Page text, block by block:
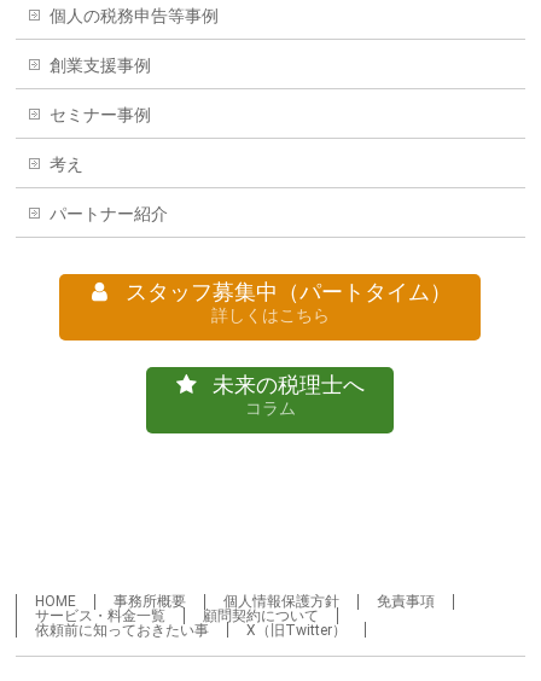
個人の税務申告等事例
創業支援事例
セミナー事例
考え
パートナー紹介
スタッフ募集中（パートタイム）
詳しくはこちら
未来の税理士へ
コラム
HOME 事務所概要 個人情報保護方針
免責事項
サービス・料金一覧
顧問契約について
依頼前に知っておきたい事
X（旧Twitter）